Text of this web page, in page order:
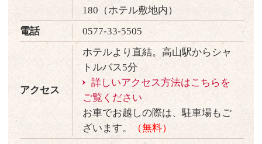
180（ホテル敷地内）
電話
0577-33-5505
アクセス
ホテルより直結。高山駅からシャ
トルバス5分
詳しいアクセス方法はこちらを
ご覧ください
お車でお越しの際は、駐車場もご
ざいます。
（無料）